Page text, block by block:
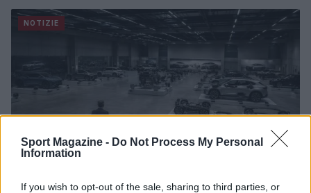
Sport Magazine - Do Not Process My Personal
Information
If you wish to opt-out of the sale, sharing to third parties, or
NOTIZIE